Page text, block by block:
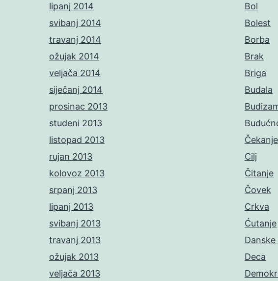
lipanj 2014
svibanj 2014
travanj 2014
ožujak 2014
veljača 2014
siječanj 2014
prosinac 2013
studeni 2013
listopad 2013
rujan 2013
kolovoz 2013
srpanj 2013
lipanj 2013
svibanj 2013
travanj 2013
ožujak 2013
veljača 2013
Bol
Bolest
Borba
Brak
Briga
Budala
Čekanje
Cilj
Čitanje
Čovek
Crkva
Ćutanje
Deca